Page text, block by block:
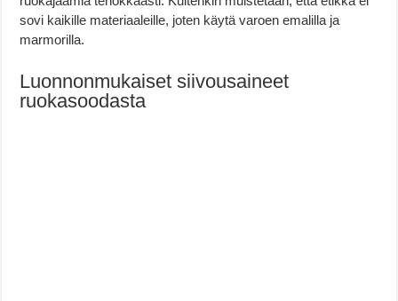
sovi kaikille materiaaleille, joten käytä varoen emalilla ja
marmorilla.
Luonnonmukaiset siivousaineet
ruokasoodasta